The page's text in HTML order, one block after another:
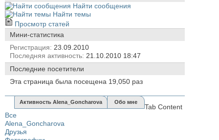
Найти сообщения
Найти темы
Просмотр статей
Мини-статистика
Регистрация
23.09.2010
Последняя активность 21.10.2010 18:47
Последние посетители
Эта страница была посещена 19,050 раз
Активность Alena_Goncharova Обо мне
Tab Content
Все
Alena_Goncharova
Друзья